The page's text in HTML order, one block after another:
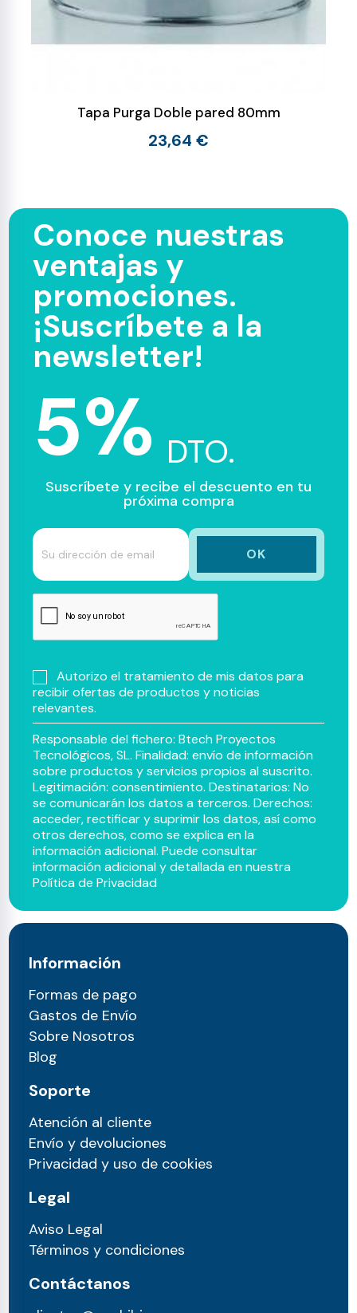
Tapa Purga Doble pared 80mm
23,64 €
Conoce nuestras
ventajas y
promociones.
¡Suscríbete a la
newsletter!
5% DTO.
Suscríbete y recibe el descuento en tu
próxima compra
Autorizo el tratamiento de mis datos para
recibir ofertas de productos y noticias
relevantes.
Responsable del fichero: Btech Proyectos
Tecnológicos, SL. Finalidad: envío de información
sobre productos y servicios propios al suscrito.
Legitimación: consentimiento. Destinatarios: No
se comunicarán los datos a terceros. Derechos:
acceder, rectificar y suprimir los datos, así como
otros derechos, como se explica en la
información adicional. Puede consultar
información adicional y detallada en nuestra
Política de Privacidad
Información
Formas de pago
Gastos de Envío
Sobre Nosotros
Blog
Soporte
Atención al cliente
Envío y devoluciones
Privacidad y uso de cookies
Legal
Aviso Legal
Términos y condiciones
Contáctanos